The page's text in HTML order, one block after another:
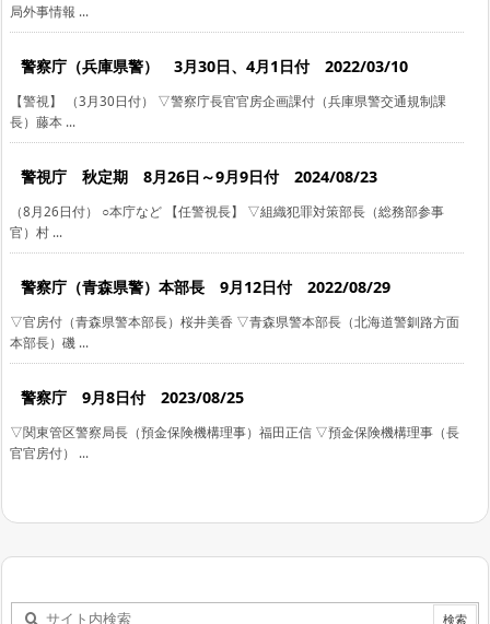
局外事情報 ...
警察庁（兵庫県警） 3月30日、4月1日付 2022/03/10
【警視】 （3月30日付） ▽警察庁長官官房企画課付（兵庫県警交通規制課
長）藤本 ...
警視庁 秋定期 8月26日～9月9日付 2024/08/23
（8月26日付） ○本庁など 【任警視長】 ▽組織犯罪対策部長（総務部参事
官）村 ...
警察庁（青森県警）本部長 9月12日付 2022/08/29
▽官房付（青森県警本部長）桜井美香 ▽青森県警本部長（北海道警釧路方面
本部長）磯 ...
警察庁 9月8日付 2023/08/25
▽関東管区警察局長（預金保険機構理事）福田正信 ▽預金保険機構理事（長
官官房付） ...